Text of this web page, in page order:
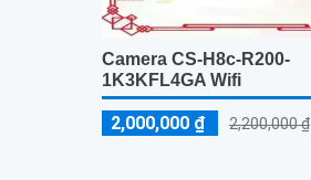
Camera CS-H8c-R200-
1K3KFL4GA Wifi
2,000,000 ₫ 2,200,000 ₫